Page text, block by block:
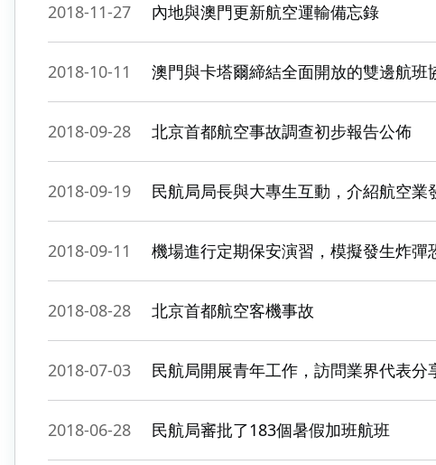
2018-11-27 內地與澳門更新航空運輸備忘錄
2018-10-11 澳門與卡塔爾締結全面開放的雙邊航班
2018-09-28 北京首都航空事故調查初步報告公佈
2018-09-19 民航局局長與大專生互動，介紹航空
2018-09-11 機場進行定期保安演習，模擬發生炸彈
2018-08-28 北京首都航空客機事故
2018-07-03 民航局開展青年工作，訪問業界代表
2018-06-28 民航局審批了183個暑假加班航班